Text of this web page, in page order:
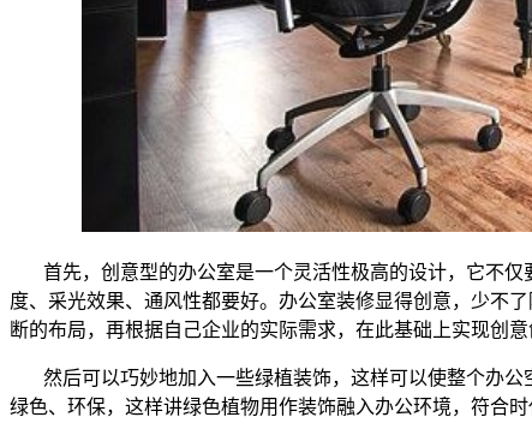
首先，创意型的办公室是一个灵活性极高的设计，它不
度、采光效果、通风性都要好。办公室装修显得创意，少不
断的布局，再根据自己企业的实际需求，在此基础上实现创意
然后可以巧妙地加入一些绿植装饰，这样可以使整个办
绿色、环保，这样讲绿色植物用作装饰融入办公环境，符合